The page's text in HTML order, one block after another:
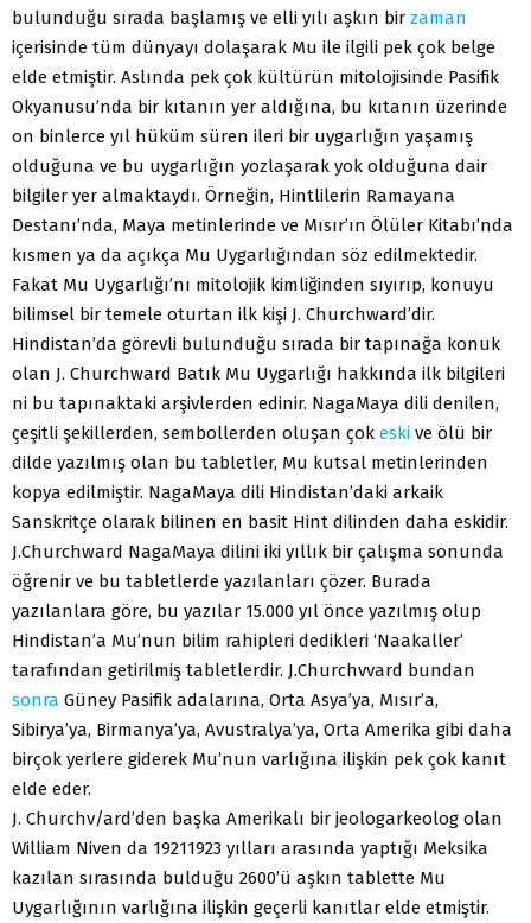
bulunduğu sırada başlamış ve elli yılı aşkın bir zaman
içerisinde tüm dünyayı dolaşarak Mu ile ilgili pek çok belge
elde etmiştir. Aslında pek çok kültürün mitolojisinde Pasifik
Okyanusu’nda bir kıtanın yer aldığına, bu kıtanın üzerinde
on binlerce yıl hüküm süren ileri bir uygarlığın yaşamış
olduğuna ve bu uygarlığın yozlaşarak yok olduğuna dair
bilgiler yer almaktaydı. Örneğin, Hintlilerin Ramayana
Destanı’nda, Maya metinlerinde ve Mısır’ın Ölüler Kitabı’nda
kısmen ya da açıkça Mu Uygarlığından söz edilmektedir.
Fakat Mu Uygarlığı’nı mitolojik kimliğinden sıyırıp, konuyu
bilimsel bir temele oturtan ilk kişi J. Churchward’dir.
Hindistan’da görevli bulunduğu sırada bir tapınağa konuk
olan J. Churchward Batık Mu Uygarlığı hakkında ilk bilgileri
ni bu tapınaktaki arşivlerden edinir. NagaMaya dili denilen,
çeşitli şekillerden, sembollerden oluşan çok eski ve ölü bir
dilde yazılmış olan bu tabletler, Mu kutsal metinlerinden
kopya edilmiştir. NagaMaya dili Hindistan’daki arkaik
Sanskritçe olarak bilinen en basit Hint dilinden daha eskidir.
J.Churchward NagaMaya dilini iki yıllık bir çalışma sonunda
öğrenir ve bu tabletlerde yazılanları çözer. Burada
yazılanlara göre, bu yazılar 15.000 yıl önce yazılmış olup
Hindistan’a Mu’nun bilim rahipleri dedikleri ‘Naakaller’
tarafından getirilmiş tabletlerdir. J.Churchvvard bundan
sonra Güney Pasifik adalarına, Orta Asya’ya, Mısır’a,
Sibirya’ya, Birmanya’ya, Avustralya’ya, Orta Amerika gibi daha
birçok yerlere giderek Mu’nun varlığına ilişkin pek çok kanıt
elde eder.
J. Churchv/ard’den başka Amerikalı bir jeologarkeolog olan
William Niven da 19211923 yılları arasında yaptığı Meksika
kazılan sırasında bulduğu 2600’ü aşkın tablette Mu
Uygarlığının varlığına ilişkin geçerli kanıtlar elde etmiştir.